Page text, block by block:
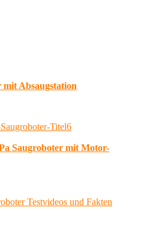
mit Absaugstation
Saugroboter mit Motor-